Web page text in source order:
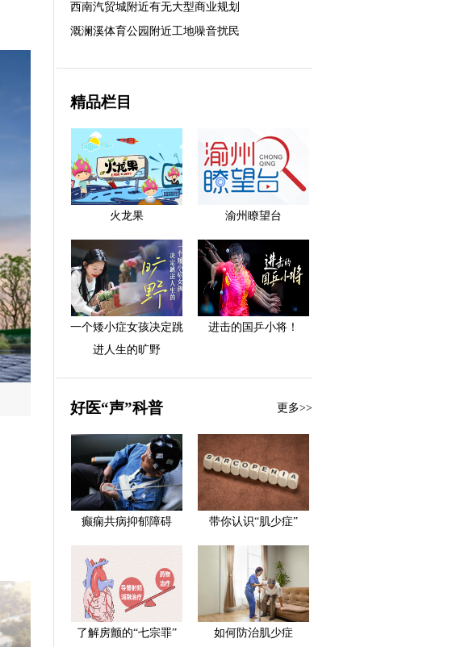
西南汽贸城附近有无大型商业规划
溉澜溪体育公园附近工地噪音扰民
精品栏目
火龙果 渝州瞭望台
一个矮小症女孩决定跳
进人生的旷野
进击的国乒小将！
好医“声”科普 更多>>
癫痫共病抑郁障碍 带你认识“肌少症”
了解房颤的“七宗罪” 如何防治肌少症